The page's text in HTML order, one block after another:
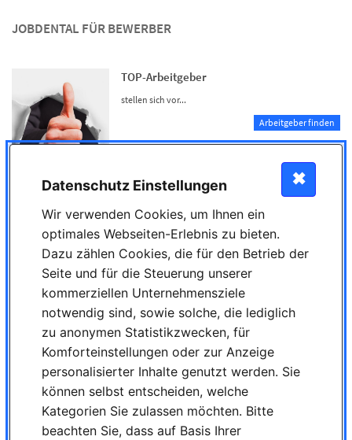
JOBDENTAL FÜR BEWERBER
TOP-Arbeitgeber
stellen sich vor...
Arbeitgeber finden
Mobile Schnell-Bewerbung
Hinterlegen Sie Ihren Lebenslauf und bewerben Sie
sichjederzeit auf interessante Stellenangebote mit
Klick!
Kostenlos Lebenslauf hochladen
Bewerberdatenbank
jobDENTAL – Lass Dich finden! Veröffentlichen Sie Ihr
kostenloses, anonymesBewerber-Profil
Datenschutz Einstellungen
Wir verwenden Cookies, um Ihnen ein
optimales Webseiten-Erlebnis zu bieten.
Dazu zählen Cookies, die für den Betrieb der
Seite und für die Steuerung unserer
kommerziellen Unternehmensziele
notwendig sind, sowie solche, die lediglich
zu anonymen Statistikzwecken, für
Komforteinstellungen oder zur Anzeige
personalisierter Inhalte genutzt werden. Sie
können selbst entscheiden, welche
Kategorien Sie zulassen möchten. Bitte
beachten Sie, dass auf Basis Ihrer
✖